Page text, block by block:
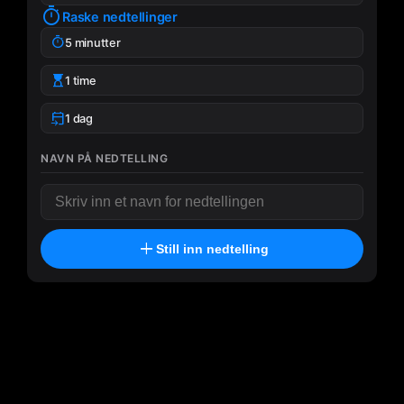
timer Raske nedtellinger
timer5 minutter
hourglass_top1 time
event_upcoming1 dag
NAVN PÅ NEDTELLING
add Still inn nedtelling